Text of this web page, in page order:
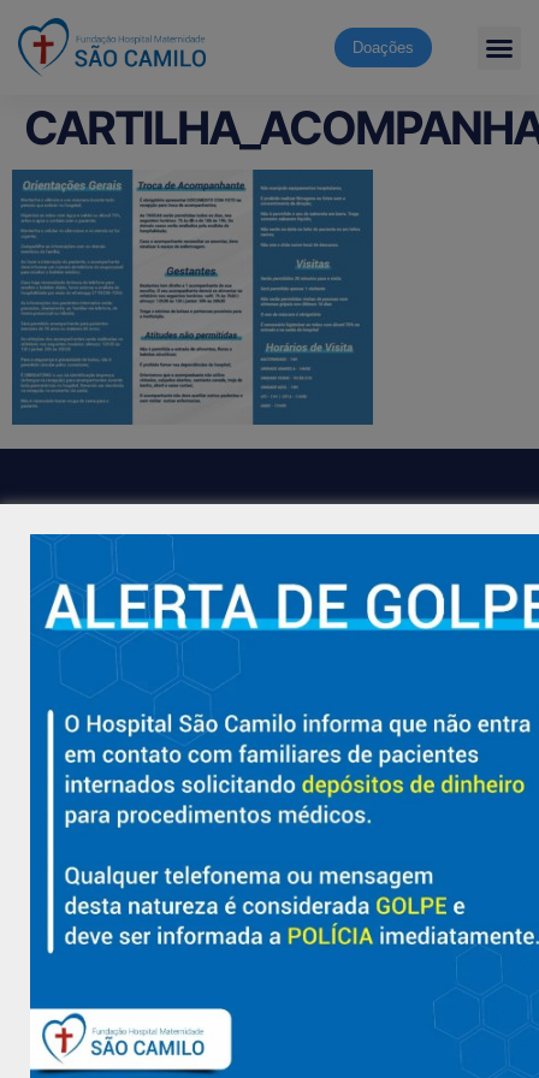
Doações
Hospital São Camilo – há mais de 50 anos cuidando da saúde
com qualidade, acolhimento e compromisso com a vida em
Nossa História e Fundador
Diretorias
Políticas e Normas
Blog